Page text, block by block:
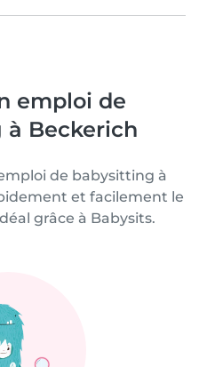
emploi de
Beckerich
de babysitting à
et facilement le
grâce à Babysits.